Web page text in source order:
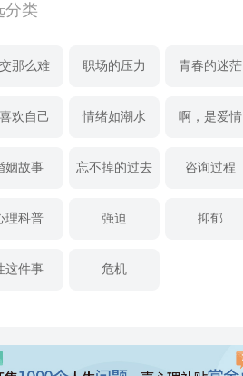
分类
那么难 职场的压力 青春的迷茫
欢自己 情绪如潮水 啊，是爱情
姻故事 忘不掉的过去 咨询过程
理科普 强迫 抑郁
这件事 危机